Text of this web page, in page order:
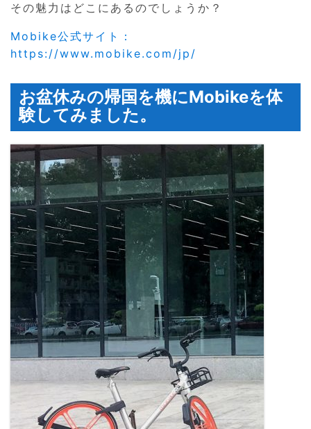
その魅力はどこにあるのでしょうか？
Mobike公式サイト：
https://www.mobike.com/jp/
お盆休みの帰国を機にMobikeを体
験してみました。